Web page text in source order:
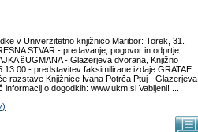
v Univerzitetno knjižnico Maribor: Torek, 31.
STVAR - predavanje, pogovor in odprtje
šUGMANA - Glazerjeva dvorana, Knjižno
- predstavitev faksimilirane izdaje GRATAE
razstave Knjižnice Ivana Potrča Ptuj - Glazerjeva
o dogodkih: www.ukm.si Vabljeni! ...